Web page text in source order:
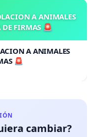
A ANIMALES
DE FIRMAS 🚨
A ANIMALES
🚨
cambiar?